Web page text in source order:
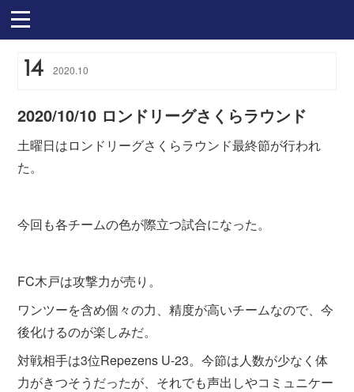
14 2020.10
2020/10/10 ロンドリーグさくらラウンド
土曜日はロンドリーグさくらラウンド最終節が行われ
た。
今回も各チームの色が際立つ試合になった。
FC木戸は攻撃力が売り。
ワンツーを含め個々の力、精度が高いチームなので、今
後化けるのが楽しみだ。
対戦相手は3位Repezens U-23。今節は人数が少なく体
力がきつそうだったが、それでも声出しやコミュニケー